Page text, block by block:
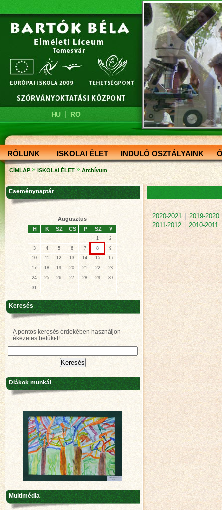
HU| RO
RÓLUNK ISKOLAI ÉLET INDULÓ OSZTÁLYAINK
CÍMLAP » ISKOLAI ÉLET » Archívum
2020-2021
2019-2020
2011-2012
2010-2011
Eseménynaptár
Augusztus
H
K SZ CS P SZ V
1
2
3
4 5 6 7 8
9
10
11 12 13 14 15
16
17
18 19 20 21 22
23
24
25 26 27 28 29
30
31
Keresés
A pontos keresés érdekében használjon
ékezetes betűket!
Diákok munkái
Multimédia